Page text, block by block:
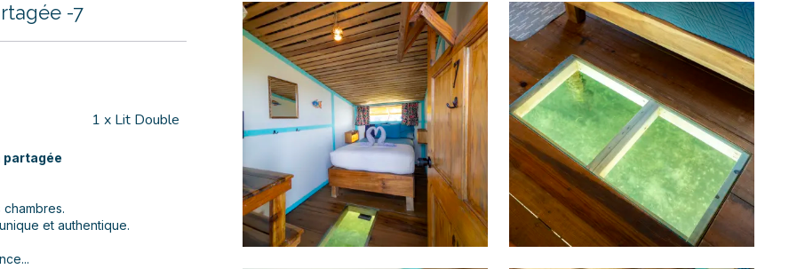
-7
1 x Lit Double
partagée
et authentique.